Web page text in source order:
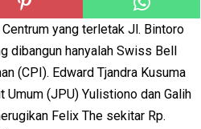
yang terletak Jl. Bintoro
dibangun hanyalah Swiss Bell
(CPI). Edward Tjandra Kusuma
(JPU) Yulistiono dan Galih
Felix The sekitar Rp.